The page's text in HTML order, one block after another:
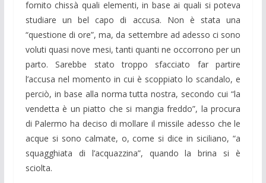
fornito chissà quali elementi, in base ai quali si poteva
studiare un bel capo di accusa. Non è stata una
“questione di ore”, ma, da settembre ad adesso ci sono
voluti quasi nove mesi, tanti quanti ne occorrono per un
parto. Sarebbe stato troppo sfacciato far partire
l’accusa nel momento in cui è scoppiato lo scandalo, e
perciò, in base alla norma tutta nostra, secondo cui “la
vendetta è un piatto che si mangia freddo”, la procura
di Palermo ha deciso di mollare il missile adesso che le
acque si sono calmate, o, come si dice in siciliano, “a
squagghiata di l’acquazzina”, quando la brina si è
sciolta.